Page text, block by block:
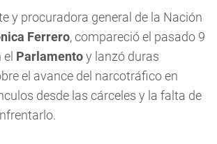
y procuradora general de la Nación
Ferrero, compareció el pasado 9
Parlamentoy lanzó duras
el avance del narcotráfico en
desde las cárceles y la falta de